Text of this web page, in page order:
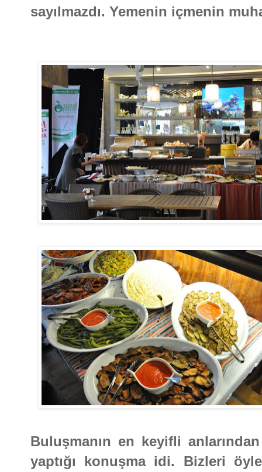
sayılmazdı. Yemenin içmenin
Buluşmanın en keyifli
yaptığı konuşma idi. Bizleri